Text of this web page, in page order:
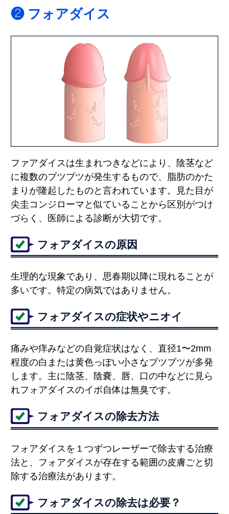
❷ フォアダイス
ファアダイスは生まれつきなどにより、陰茎など
に複数のブツブツが発生するもので、脂肪のかた
まりが隆起したものと言われています。見た目が
尖圭コンジローマと似ていることから区別がつけ
づらく、医師による診断が大切です。
フォアダイスの原因
生理的な現象であり、思春期以降に現れることが
多いです。特定の病気ではありません。
フォアダイスの症状やニオイ
痛みや痒みなどの自覚症状はなく、直径1〜2mm
程度の白または黄色っぽい小さなブツブツが多発
します。主に陰茎、陰嚢、唇、口の中などに見ら
れフォアダイスのイボ自体は無臭です。
フォアダイスの除去方法
フォアダイスを１つずつレーザーで除去する治療
法と、フォアダイスが存在する範囲の皮膚ごと切
除する治療法があります。
フォアダイスの除去は必要？